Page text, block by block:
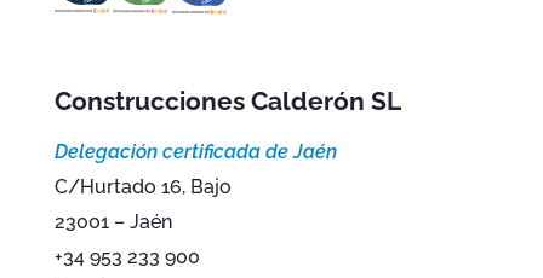
Construcciones Calderón SL
Delegación certificada de Jaén
C/Hurtado 16, Bajo
23001 – Jaén
+34 953 233 900